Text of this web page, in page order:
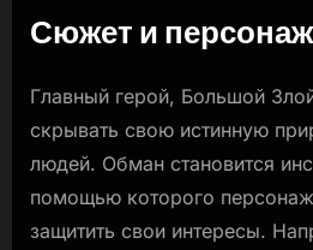
Сюжет и
Главный герой, Большой
скрывать свою истинную
людей. Обман становится
помощью которого
защитить свои интересы.